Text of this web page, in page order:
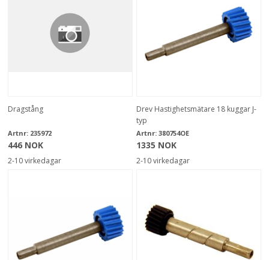
Dragstång
Artnr: 235972
446 NOK
2-10 virkedagar
Drev Hastighetsmätare 18 kuggar J-
typ
Artnr: 380754OE
1335 NOK
2-10 virkedagar